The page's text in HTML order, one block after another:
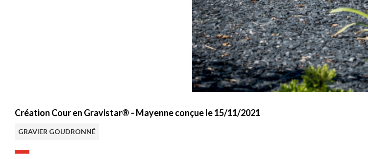
Création Cour en Gravistar® - Mayenne conçue le 15/11/2021
GRAVIER GOUDRONNÉ